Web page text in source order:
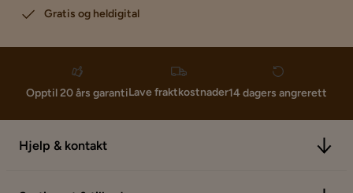
Gratis og heldigital
Opptil 20 års garantiLave fraktkostnader14 dagers angrerett
Hjelp & kontakt